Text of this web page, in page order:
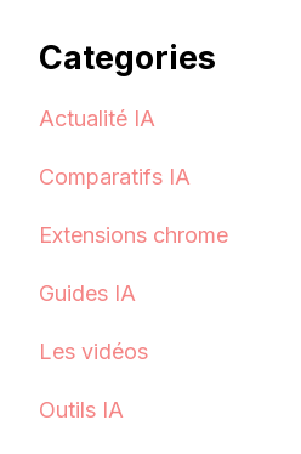
Categories
Actualité IA
Comparatifs IA
Extensions chrome
Guides IA
Les vidéos
Outils IA